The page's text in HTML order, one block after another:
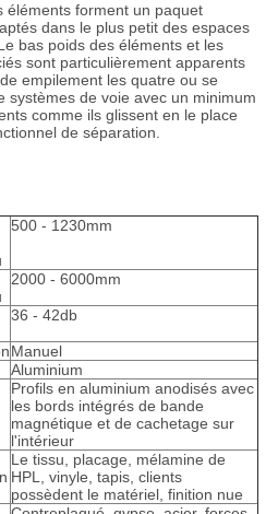
éléments forment un paquet
dans le plus petit des espaces
bas poids des éléments et les
sont particulièrement apparents
empilement les quatre ou se
systèmes de voie avec un minimum
comme ils glissent en le place
de séparation.
500 - 1230mm
2000 - 6000mm
36 - 42db
Manuel
Aluminium
Profils en aluminium anodisés avec
les bords intégrés de bande
magnétique et de cachetage sur
l'intérieur
Le tissu, placage, mélamine de
HPL, vinyle, tapis, clients
possèdent le matériel, finition nue